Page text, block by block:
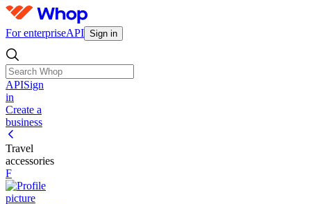
For enterpriseAPI Sign in
APISign
in
Create a
business
Travel
accessories
F